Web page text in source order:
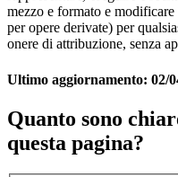
mezzo e formato e
per opere derivate) per
onere di attribuzione, senza
Ultimo aggiornamento: 02/
Quanto sono
questa pagina?